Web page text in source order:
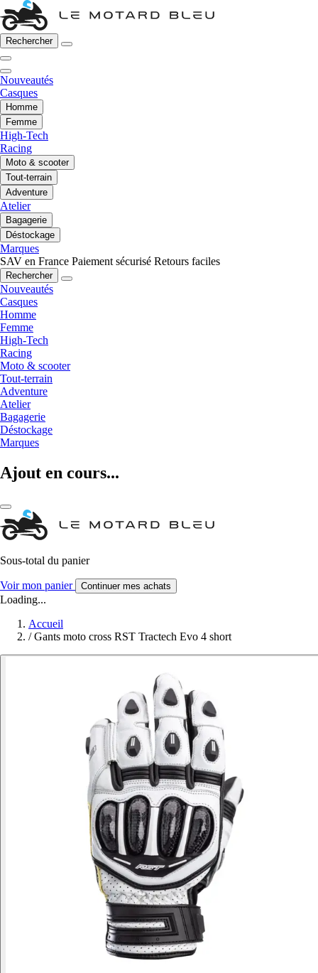
Rechercher
Nouveautés
Casques
Homme
Femme
High-Tech
Racing
Moto & scooter
Tout-terrain
Adventure
Atelier
Bagagerie
Déstockage
Marques
SAV en France Paiement sécurisé Retours faciles
Rechercher
Nouveautés
Casques
Homme
Femme
High-Tech
Racing
Moto & scooter
Tout-terrain
Adventure
Atelier
Bagagerie
Déstockage
Marques
Ajout en cours...
Sous-total du panier
Voir mon panier Continuer mes achats
Loading...
Accueil
/ Gants moto cross RST Tractech Evo 4 short